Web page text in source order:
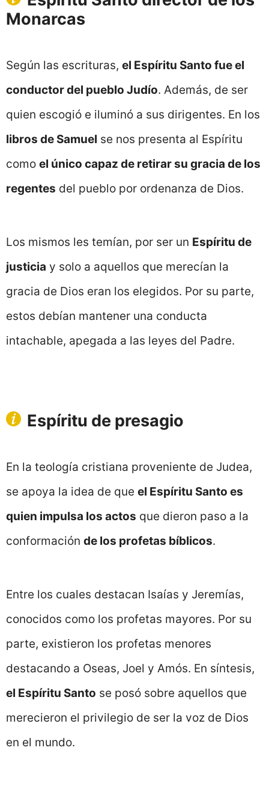
Monarcas
Según las escrituras, el Espíritu Santo fue el
conductor del pueblo Judío. Además, de ser
quien escogió e iluminó a sus dirigentes. En los
libros de Samuel se nos presenta al Espíritu
como el único capaz de retirar su gracia de los
regentes del pueblo por ordenanza de Dios.
Los mismos les temían, por ser un Espíritu de
justicia y solo a aquellos que merecían la
gracia de Dios eran los elegidos. Por su parte,
estos debían mantener una conducta
intachable, apegada a las leyes del Padre.
Espíritu de presagio
En la teología cristiana proveniente de Judea,
se apoya la idea de que el Espíritu Santo es
quien impulsa los actos que dieron paso a la
conformación de los profetas bíblicos.
Entre los cuales destacan Isaías y Jeremías,
conocidos como los profetas mayores. Por su
parte, existieron los profetas menores
destacando a Oseas, Joel y Amós. En síntesis,
el Espíritu Santo se posó sobre aquellos que
merecieron el privilegio de ser la voz de Dios
en el mundo.